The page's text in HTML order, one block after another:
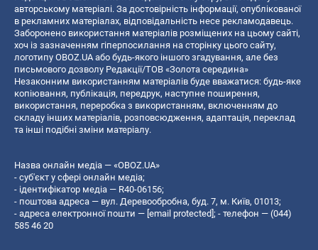
авторському матеріалі. За достовірність інформації, опублікованої
в рекламних матеріалах, відповідальність несе рекламодавець.
Заборонено використання матеріалів розміщених на цьому сайті,
хоч із зазначенням гіперпосилання на сторінку цього сайту,
логотипу OBOZ.UA або будь-якого іншого згадування, але без
письмового дозволу Редакції/ТОВ «Золота середина»
Незаконним використанням матеріалів буде вважатися: будь-яке
копiювання, публiкацiя, передрук, наступне поширення,
використання, переробка з використанням, включенням до
складу інших матеріалів, розповсюдження, адаптація, переклад
та інші подібні зміни матеріалу.
Назва онлайн медіа — «OBOZ.UA»
- суб'єкт у сфері онлайн медіа;
- ідентифікатор медіа — R40-06156;
- поштова адреса — вул. Деревообробна, буд. 7, м. Київ, 01013;
- адреса електронної пошти — [email protected]; - телефон — (044)
585 46 20